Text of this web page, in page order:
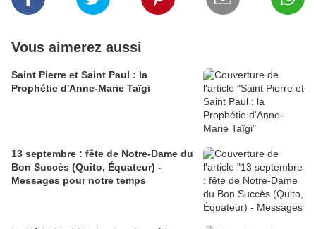
Vous aimerez aussi
Saint Pierre et Saint Paul : la
Prophétie d'Anne-Marie Taïgi
13 septembre : fête de Notre-Dame du
Bon Succès (Quito, Équateur) -
Messages pour notre temps